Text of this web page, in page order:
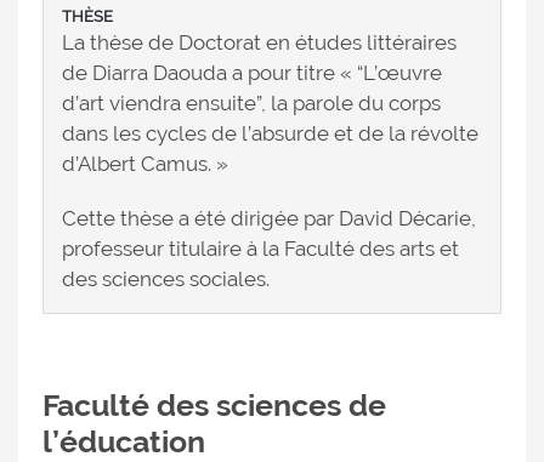
La thèse de Doctorat en études littéraires
de Diarra Daouda a pour titre « “L’œuvre
d’art viendra ensuite”, la parole du corps
dans les cycles de l’absurde et de la révolte
d’Albert Camus. »
Cette thèse a été dirigée par David Décarie,
professeur titulaire à la Faculté des arts et
des sciences sociales.
Faculté des sciences de
l’éducation